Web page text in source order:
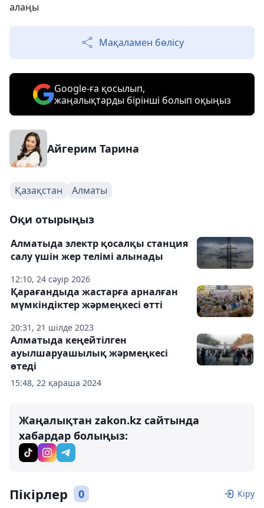
алаңы
Мақаламен бөлісу
Google-ға қосылып,
жаңалықтарды бірінші болып оқыңыз
Айгерим Тарина
Қазақстан Алматы
Оқи отырыңыз
12:10, 24 сәуір 2026
Алматыда электр қосалқы станция
салу үшін жер телімі алынады
20:31, 21 шілде 2023
Қарағандыда жастарға арналған
мүмкіндіктер жәрмеңкесі өтті
15:48, 22 қараша 2024
Алматыда кеңейтілген
ауылшаруашылық жәрмеңкесі
өтеді
Жаңалықтан zakon.kz сайтында
хабардар болыңыз:
Пікірлер 0 Кіру